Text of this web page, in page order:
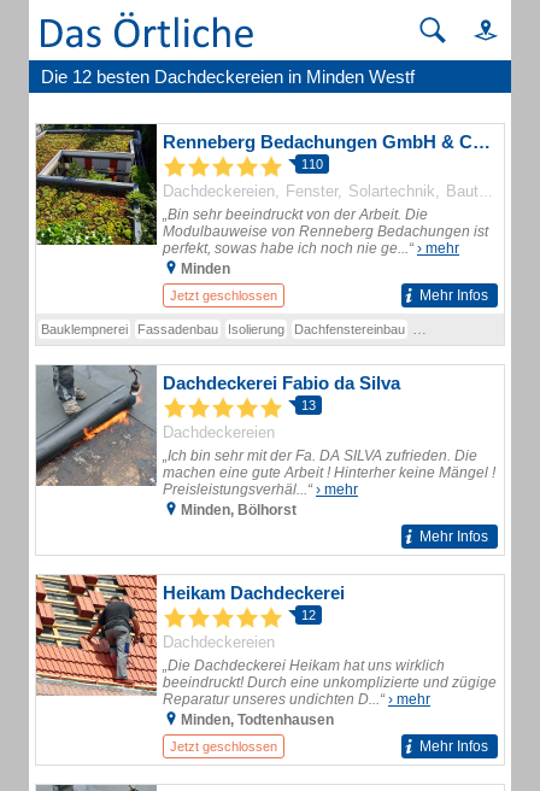
Die 12 besten Dachdeckereien in Minden Westf
Renneberg Bedachungen GmbH & Co. KG
110
Dachdeckereien Fenster Solartechnik Bautenschutz
„Bin sehr beeindruckt von der Arbeit. Die
Modulbauweise von Renneberg Bedachungen ist
perfekt, sowas habe ich noch nie ge...“› mehr
Minden
Jetzt geschlossen Mehr Infos
Bauklempnerei Fassadenbau Isolierung Dachfenstereinbau
Dachdeckerei Fabio da Silva
13
Dachdeckereien
„Ich bin sehr mit der Fa. DA SILVA zufrieden. Die
machen eine gute Arbeit ! Hinterher keine Mängel !
Preisleistungsverhäl...“› mehr
Minden, Bölhorst
Mehr Infos
Heikam Dachdeckerei
12
Dachdeckereien
„Die Dachdeckerei Heikam hat uns wirklich
beeindruckt! Durch eine unkomplizierte und zügige
Reparatur unseres undichten D...“› mehr
Minden, Todtenhausen
Jetzt geschlossen Mehr Infos